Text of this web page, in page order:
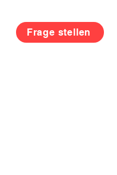
Frage stellen